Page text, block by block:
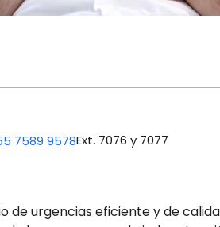
7589 9578Ext. 7076 y 7077
urgencias eficiente y de